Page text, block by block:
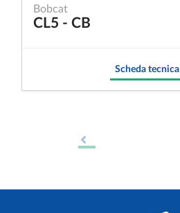
Bobcat
CL5 - CB
Scheda tecnica